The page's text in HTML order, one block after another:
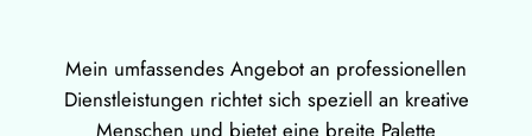
Mein umfassendes Angebot an professionellen
Dienstleistungen richtet sich speziell an kreative